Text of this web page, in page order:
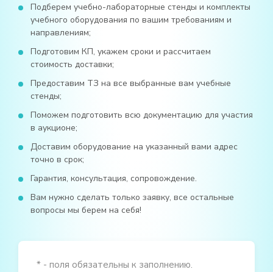
Подберем учебно-лабораторные стенды и комплекты
учебного оборудования по вашим требованиям и
направлениям;
Подготовим КП, укажем сроки и рассчитаем
стоимость доставки;
Предоставим ТЗ на все выбранные вам учебные
стенды;
Поможем подготовить всю документацию для участия
в аукционе;
Доставим оборудование на указанный вами адрес
точно в срок;
Гарантия, консультация, сопровождение.
Вам нужно сделать только заявку, все остальные
вопросы мы берем на себя!
* - поля обязательны к заполнению.